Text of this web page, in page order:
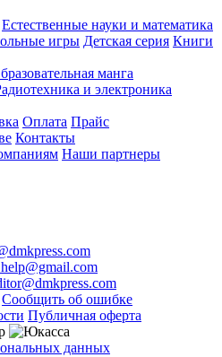
Естественные науки и математика
игры Детская серия Книги
манга
и электроника
Оплата Прайс
Контакты
Наши партнеры
Сообщить об ошибке
Публичная оферта
данных